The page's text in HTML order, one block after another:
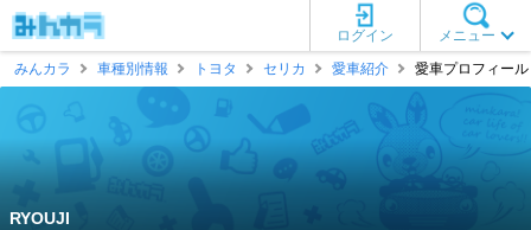
メニュー
ログイン
みんカラ
車種別情報 トヨタ セリカ 愛車紹介 愛車プロフィー
RYOUJI